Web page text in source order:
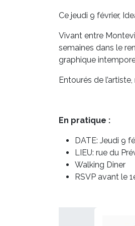
Ce jeudi 9 février,
Vivant entre
semaines dans le
graphique
Entourés de
En pratique :
DATE: Jeudi 9
LIEU: rue du
Walking Diner
RSVP avant le